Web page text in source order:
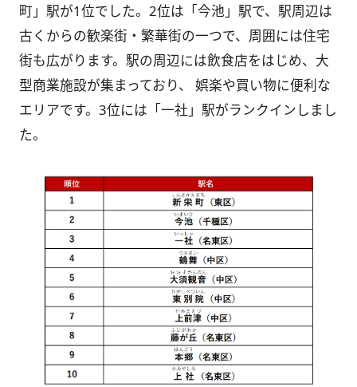
町」駅が1位でした。2位は「今池」駅で、駅周辺は
古くからの歓楽街・繁華街の一つで、周囲には住宅
街も広がります。駅の周辺には飲食店をはじめ、大
型商業施設が集まっており、 娯楽や買い物に便利な
エリアです。3位には「一社」駅がランクインしまし
た。